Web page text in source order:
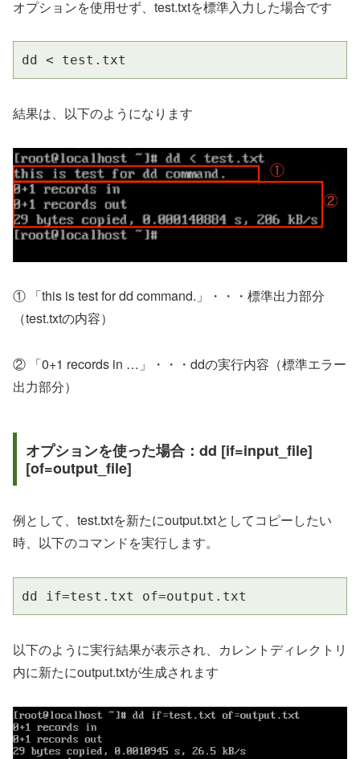
オプションを使用せず、test.txtを標準入力した場合です
dd < test.txt
結果は、以下のようになります
① 「this is test for dd command.」・・・標準出力部分
（test.txtの内容）
② 「0+1 records in …」・・・ddの実行内容（標準エラー
出力部分）
オプションを使った場合：dd [if=input_file]
[of=output_file]
例として、test.txtを新たにoutput.txtとしてコピーしたい
時、以下のコマンドを実行します。
dd if=test.txt of=output.txt
以下のように実行結果が表示され、カレントディレクトリ
内に新たにoutput.txtが生成されます